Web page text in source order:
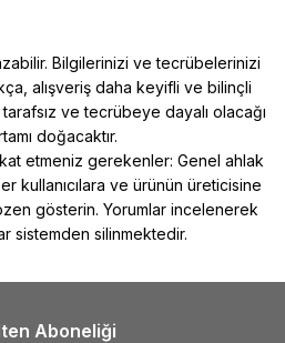
Bilgilerinizi ve tecrübelerinizi
alışveriş daha keyifli ve bilinçli
ve tecrübeye dayalı olacağı
doğacaktır.
etmeniz gerekenler: Genel ahlak
kullanıcılara ve ürünün üreticisine
gösterin. Yorumlar incelenerek
sistemden silinmektedir.
Aboneliği